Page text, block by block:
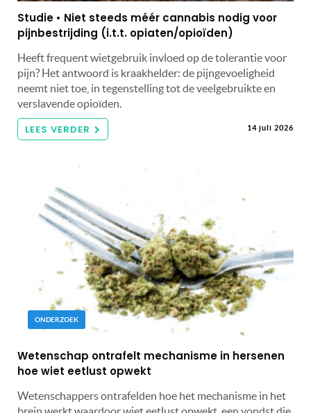
Studie • Niet steeds méér cannabis nodig voor
pijnbestrijding (i.t.t. opiaten/opioïden)
Heeft frequent wietgebruik invloed op de tolerantie voor
pijn? Het antwoord is kraakhelder: de pijngevoeligheid
neemt niet toe, in tegenstelling tot de veelgebruikte en
verslavende opioïden.
LEES VERDER 14 juli 2026
ONDERZOEK
Wetenschap ontrafelt mechanisme in hersenen
hoe wiet eetlust opwekt
Wetenschappers ontrafelden hoe het mechanisme in het